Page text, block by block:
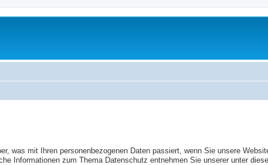
was mit Ihren personenbezogenen Daten passiert, wenn Sie unsere
Informationen zum Thema Datenschutz entnehmen Sie unserer unter